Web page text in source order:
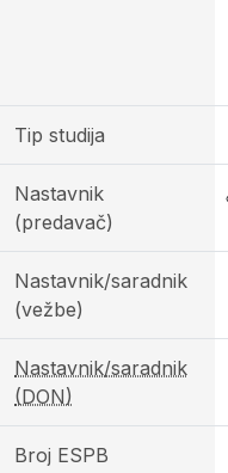
Tip studija
Nastavnik
(predavač)
Nastavnik/saradnik
(vežbe)
Nastavnik/saradnik
(DON)
Broj ESPB